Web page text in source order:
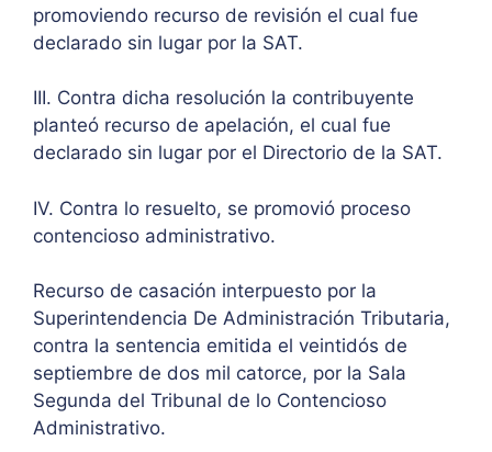
promoviendo recurso de revisión el cual fue
declarado sin lugar por la SAT.
III. Contra dicha resolución la contribuyente
planteó recurso de apelación, el cual fue
declarado sin lugar por el Directorio de la SAT.
IV. Contra lo resuelto, se promovió proceso
contencioso administrativo.
Recurso de casación interpuesto por la
Superintendencia De Administración Tributaria,
contra la sentencia emitida el veintidós de
septiembre de dos mil catorce, por la Sala
Segunda del Tribunal de lo Contencioso
Administrativo.